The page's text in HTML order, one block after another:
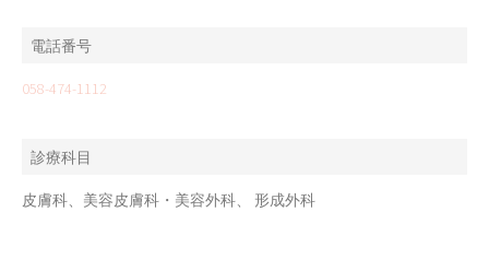
電話番号
058-474-1112
診療科目
皮膚科、美容皮膚科・美容外科、 形成外科